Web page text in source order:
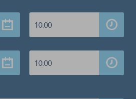
10:00
10:00